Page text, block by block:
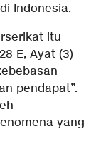
Indonesia.
itu
E, Ayat (3)
pendapat”.
yang